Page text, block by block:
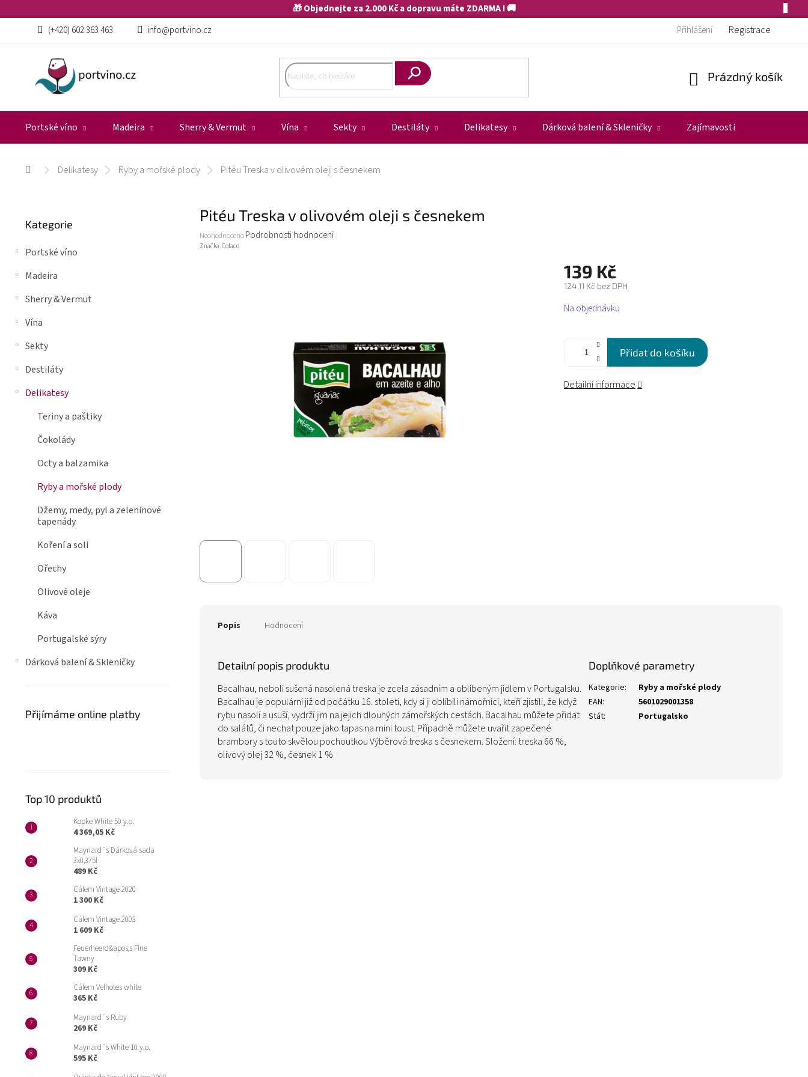
na
🎁 Objednejte za 2.000 Kč a dopravu máte ZDARMA ! 🚚
(+420) 602 363 463
info@portvino.cz Přihlášení Registrace
Nákupní
Prázdný košík
Portské víno Madeira Sherry & Vermut Vína Sekty Destiláty Delikatesy Dárková balení & Skleničky Zajímavosti
DomůDelikatesy Ryby a mořské plody Pitéu Treska v olivovém oleji s česnekem
s
r
a
n
n
p
n
l
kategorie
Kategorie
Portské víno
Madeira
Sherry & Vermut
Vína
Sekty
Destiláty
Delikatesy
Teriny a paštiky
Čokolády
Octy a balzamika
Ryby a mořské plody
Džemy, medy, pyl a zeleninové
tapenády
Koření a soli
Ořechy
Olivové oleje
Káva
Portugalské sýry
Dárková balení & Skleničky
Přijímáme online platby
Top 10 produktů
Kopke White 50 y.o.
4 369,05 Kč
Maynard´s Dárková sada
3x0,375l
489 Kč
Cálem Vintage 2020
1 300 Kč
Cálem Vintage 2003
1 609 Kč
Feuerheerd&apos;s Fine
Tawny
309 Kč
Cálem Velhotes white
365 Kč
Maynard´s Ruby
269 Kč
Maynard´s White 10 y.o.
595 Kč
Pitéu Treska v olivovém oleji s česnekem
Průměrné
hodnocení
NeohodnocenoPodrobnosti hodnocení
Značka:Cofaco
139 Kč
124,11 Kč bez DPH
Měrná
cena:
Na objednávku
Přidat do košíku
Detailní informace
Popis Hodnocení
Detailní popis produktu
Bacalhau, neboli sušená nasolená treska je zcela zásadním a oblíbeným jídlem v Portugalsku.
Bacalhau je populární již od počátku 16. století, kdy si ji oblíbili námořníci, kteří zjistili, že když
rybu nasolí a usuší, vydrží jim na jejich dlouhých zámořských cestách. Bacalhau můžete přidat
do salátů, či nechat pouze jako tapas na mini toust. Případně můžete uvařit zapečené
brambory s touto skvělou pochoutkou Výběrová treska s česnekem. Složení: treska 66 %,
olivový olej 32 %, česnek 1 %
Doplňkové parametry
Kategorie:
Ryby a mořské plody
EAN:
5601029001358
Stát: Portugalsko